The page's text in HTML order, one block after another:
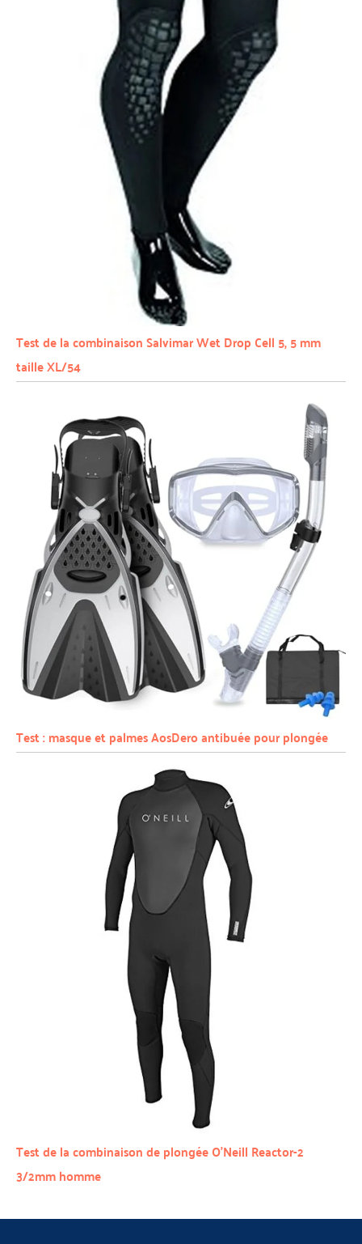
Test de la combinaison Salvimar Wet Drop Cell 5, 5 mm
taille XL/54
Test : masque et palmes AosDero antibuée pour plongée
Test de la combinaison de plongée O’Neill Reactor-2
3/2mm homme